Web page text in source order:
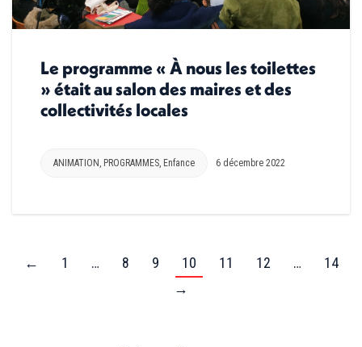
Le programme « À nous les toilettes
» était au salon des maires et des
collectivités locales
ANIMATION , PROGRAMMES, Enfance 6 décembre 2022
← 1 … 8 9 10 11 12 …
14
→